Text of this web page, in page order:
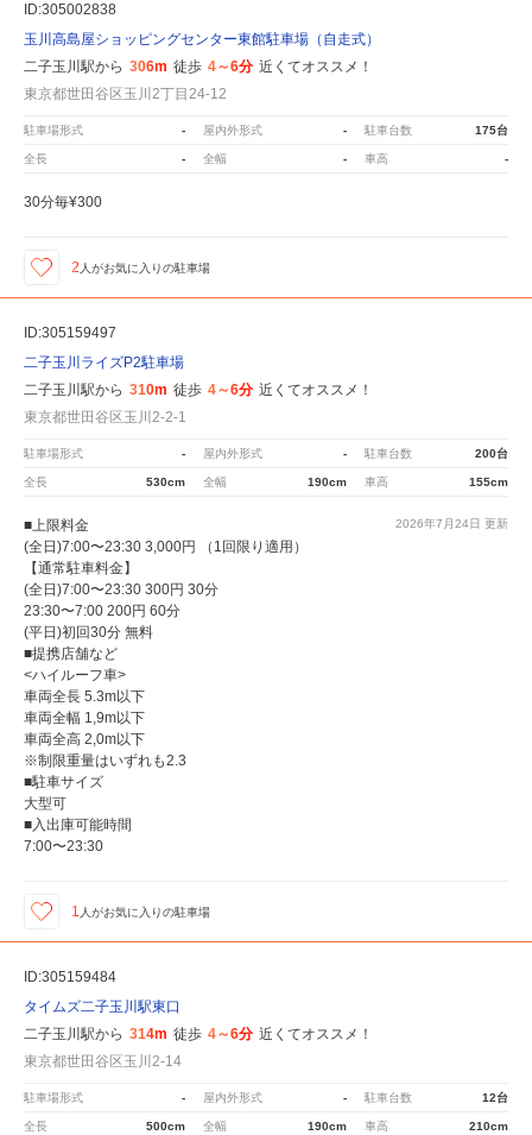
ID:305002838
玉川高島屋ショッピングセンター東館駐車場（自走式）
二子玉川駅から 306m 徒歩 4～6分 近くてオススメ！
東京都世田谷区玉川2丁目24-12
駐車場形式 - 屋内外形式 - 駐車台数 175台
全長 - 全幅 - 車高 -
30分毎¥300
2 人がお気に入りの駐車場
ID:305159497
二子玉川ライズP2駐車場
二子玉川駅から 310m 徒歩 4～6分 近くてオススメ！
東京都世田谷区玉川2-2-1
駐車場形式 - 屋内外形式 - 駐車台数 200台
全長 530cm 全幅 190cm 車高 155cm
2026年7月24日 更新
■上限料金
(全日)7:00〜23:30 3,000円 （1回限り適用）
【通常駐車料金】
(全日)7:00〜23:30 300円 30分
23:30〜7:00 200円 60分
(平日)初回30分 無料
■提携店舗など
<ハイルーフ車>
車両全長 5.3m以下
車両全幅 1,9m以下
車両全高 2,0m以下
※制限重量はいずれも2.3
■駐車サイズ
大型可
■入出庫可能時間
7:00〜23:30
1 人がお気に入りの駐車場
ID:305159484
タイムズ二子玉川駅東口
二子玉川駅から 314m 徒歩 4～6分 近くてオススメ！
東京都世田谷区玉川2-14
駐車場形式 - 屋内外形式 - 駐車台数 12台
全長 500cm 全幅 190cm 車高 210cm